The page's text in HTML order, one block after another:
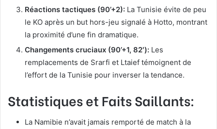
Réactions tactiques (90’+2): La Tunisie évite de peu
le KO après un but hors-jeu signalé à Hotto, montrant
la proximité d’une fin dramatique.
Changements cruciaux (90’+1, 82′): Les
remplacements de Srarfi et Ltaief témoignent de
l’effort de la Tunisie pour inverser la tendance.
Statistiques et Faits Saillants:
La Namibie n’avait jamais remporté de match à la